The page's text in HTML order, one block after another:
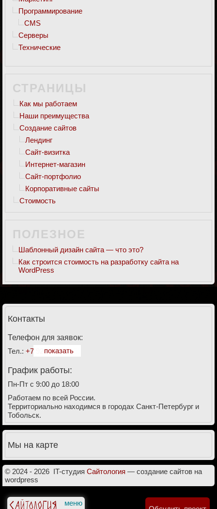
Программирование
CMS
Серверы
Технические
СТРАНИЦЫ
Как мы работаем
Наши преимущества
Создание сайтов
Лендинг
Сайт-визитка
Интернет-магазин
Сайт-портфолио
Корпоративные сайты
Стоимость
ПОЛЕЗНОЕ
Шаблонный дизайн сайта — что это?
Как строится стоимость на разработку сайта на
WordPress
Контакты
Телефон для заявок:
Тел.: +7 928 911-27-61
показать
График работы:
Пн-Пт с 9:00 до 18:00
Работаем по всей России.
Территориально находимся в городах Санкт-Петербург и
Тобольск.
Мы на карте
© 2024 - 2026 IT-студия Cайтология — создание сайтов на
wordpress